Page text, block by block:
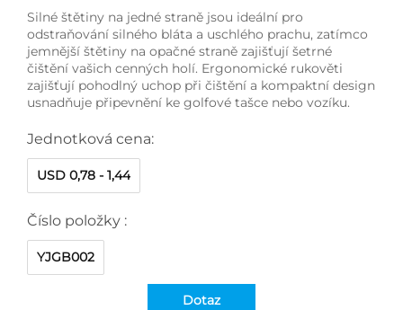
Silné štětiny na jedné straně jsou ideální pro
odstraňování silného bláta a uschlého prachu, zatímco
jemnější štětiny na opačné straně zajišťují šetrné
čištění vašich cenných holí. Ergonomické rukověti
zajišťují pohodlný uchop při čištění a kompaktní design
usnadňuje připevnění ke golfové tašce nebo vozíku.
Jednotková cena:
USD 0,78 - 1,44
Číslo položky :
YJGB002
Dotaz